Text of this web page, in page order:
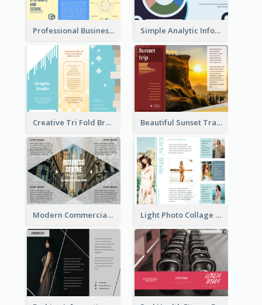
Professional Business Informational Tri Fold Brochure Simple Analytic Informational Brochure
Creative Tri Fold Brochure Beautiful Sunset Travel Brochure
Modern Commercial Real Estate Brochure Light Photo Collage Tri Fold Brochure